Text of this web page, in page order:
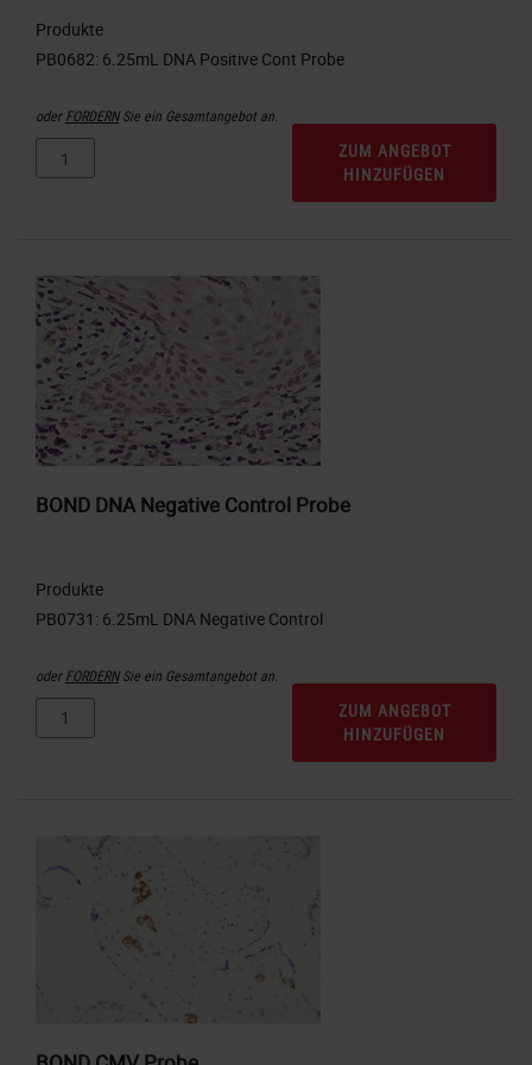
Produkte
oderFORDERNSie ein Gesamtangebot an.
ZUM ANGEBOT
HINZUFÜGEN
BOND DNA Negative Control Probe
Produkte
oderFORDERNSie ein Gesamtangebot an.
ZUM ANGEBOT
HINZUFÜGEN